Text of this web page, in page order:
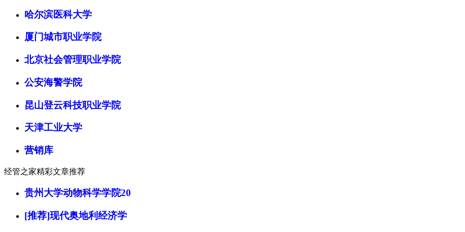
哈尔滨医科大学
厦门城市职业学院
北京社会管理职业学院
公安海警学院
昆山登云科技职业学院
天津工业大学
营销库
经管之家精彩文章推荐
贵州大学动物科学学院20
[推荐]现代奥地利经济学